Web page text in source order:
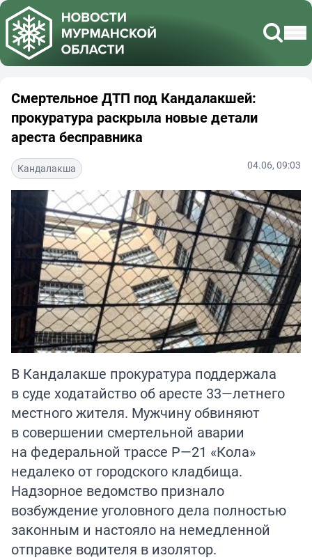
Смертельное ДТП под Кандалакшей:
прокуратура раскрыла новые детали
ареста бесправника
Кандалакша 04.06, 09:03
В Кандалакше прокуратура поддержала
в суде ходатайство об аресте 33—летнего
местного жителя. Мужчину обвиняют
в совершении смертельной аварии
на федеральной трассе Р—21 «Кола»
недалеко от городского кладбища.
Надзорное ведомство признало
возбуждение уголовного дела полностью
законным и настояло на немедленной
отправке водителя в изолятор.